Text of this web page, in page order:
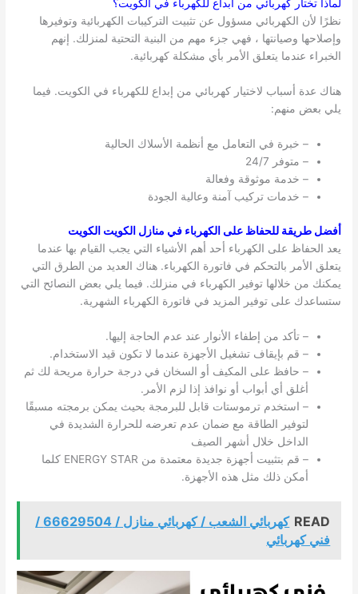
لماذا تختار كهربائي من ابداع للكهرباء في الكويت؟
نظرًا لأن الكهربائي مسؤول عن تثبيت التركيبات الكهربائية وتوفيرها
وإصلاحها وصيانتها ، فهي جزء مهم من البنية التحتية لمنزلك. إنهم
الخبراء عندما يتعلق الأمر بأي مشكلة كهربائية.
هناك عدة أسباب لاختيار كهربائي من إبداع للكهرباء في الكويت. فيما
يلي بعض منهم:
– خبرة في التعامل مع أنظمة الأسلاك الحالية
– متوفر 24/7
– خدمة موثوقة وفعالة
– خدمات تركيب آمنة وعالية الجودة
أفضل طريقة للحفاظ على الكهرباء في منازل الكويت الكويت
يعد الحفاظ على الكهرباء أحد أهم الأشياء التي يجب القيام بها عندما
يتعلق الأمر بالتحكم في فاتورة الكهرباء. هناك العديد من الطرق التي
يمكنك من خلالها توفير الكهرباء في منزلك. فيما يلي بعض النصائح التي
ستساعدك على توفير المزيد في فاتورة الكهرباء الشهرية.
– تأكد من إطفاء الأنوار عند عدم الحاجة إليها.
– قم بإيقاف تشغيل الأجهزة عندما لا تكون قيد الاستخدام.
– حافظ على المكيف أو السخان في درجة حرارة مريحة لك ثم
أغلق أي أبواب أو نوافذ إذا لزم الأمر.
– استخدم ترموستات قابل للبرمجة بحيث يمكن برمجته مسبقًا
لتوفير الطاقة مع ضمان عدم تعرضه للحرارة الشديدة في
الداخل خلال أشهر الصيف
– قم بتثبيت أجهزة جديدة معتمدة من ENERGY STAR كلما
أمكن ذلك مثل هذه الأجهزة.
READ
كهربائي الشعب / كهربائي منازل / 66629504 /
فني كهربائي